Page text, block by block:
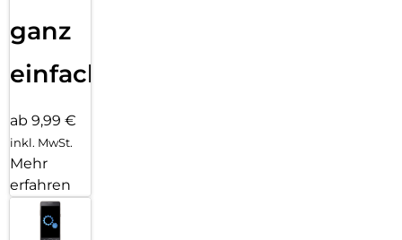
ganz
einfach
ab 9,99 €
inkl. MwSt.
Mehr
erfahren